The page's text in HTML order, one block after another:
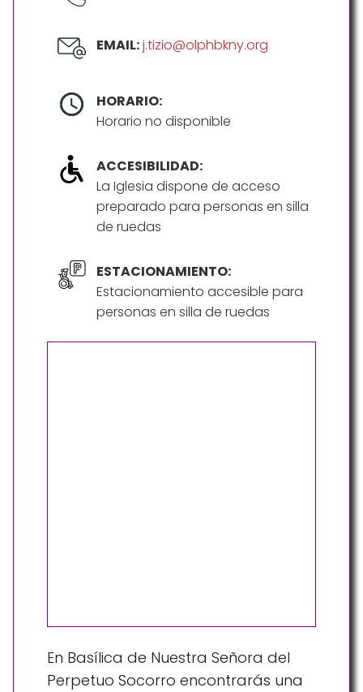
EMAIL:j.tizio@olphbkny.org
HORARIO:
Horario no disponible
ACCESIBILIDAD:
La Iglesia dispone de acceso
preparado para personas en silla
de ruedas
ESTACIONAMIENTO:
Estacionamiento accesible para
personas en silla de ruedas
En Basílica de Nuestra Señora del
Perpetuo Socorro encontrarás una